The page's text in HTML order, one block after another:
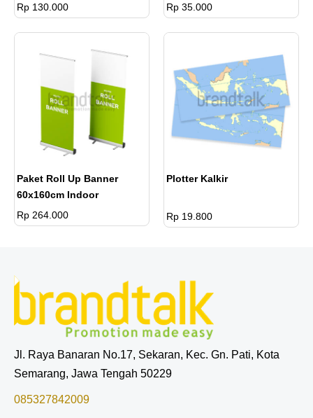
Rp 130.000
Rp 35.000
Paket Roll Up Banner
60x160cm Indoor
Rp 264.000
Plotter Kalkir
Rp 19.800
Jl. Raya Banaran No.17, Sekaran, Kec. Gn. Pati, Kota
Semarang, Jawa Tengah 50229
085327842009